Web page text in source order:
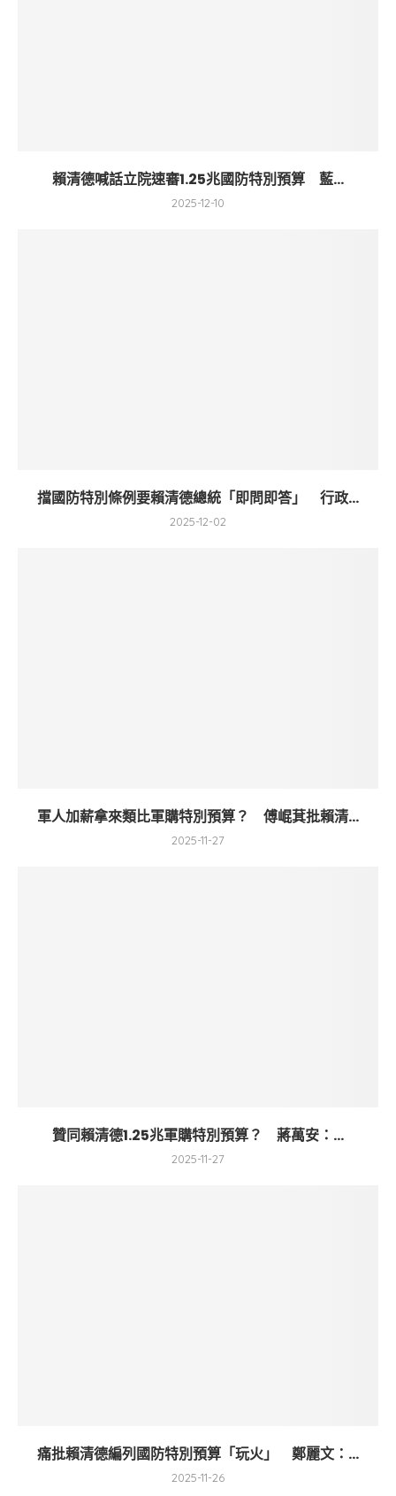
賴清德喊話立院速審1.25兆國防特別預算 藍...
2025-12-10
擋國防特別條例要賴清德總統「即問即答」 行政...
2025-12-02
軍人加薪拿來類比軍購特別預算？ 傅崐萁批賴清...
2025-11-27
贊同賴清德1.25兆軍購特別預算？ 蔣萬安：...
2025-11-27
痛批賴清德編列國防特別預算「玩火」 鄭麗文：...
2025-11-26